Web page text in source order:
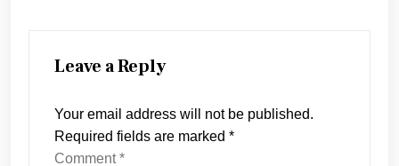
Leave a Reply
Your email address will not be published.
Required fields are marked *
Comment*